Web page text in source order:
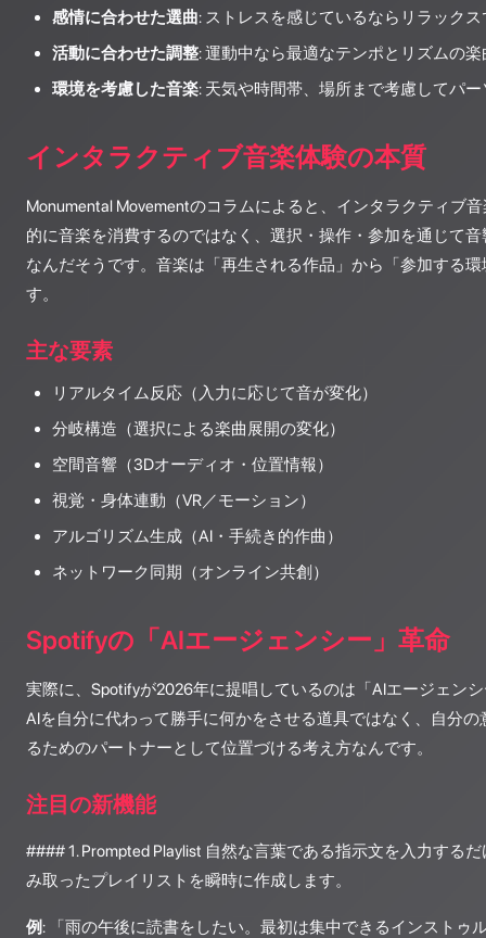
感情に合わせた選曲: ストレスを感じているならリラック
活動に合わせた調整: 運動中なら最適なテンポとリズムの楽
環境を考慮した音楽: 天気や時間帯、場所まで考慮してパ
インタラクティブ音楽体験の本質
Monumental Movementのコラムによると、インタラクティブ
的に音楽を消費するのではなく、選択・操作・参加を通じて
なんだそうです。音楽は「再生される作品」から「参加する
す。
主な要素
リアルタイム反応（入力に応じて音が変化）
分岐構造（選択による楽曲展開の変化）
空間音響（3Dオーディオ・位置情報）
視覚・身体連動（VR／モーション）
アルゴリズム生成（AI・手続き的作曲）
ネットワーク同期（オンライン共創）
Spotifyの「AIエージェンシー」革命
実際に、Spotifyが2026年に提唱しているのは「AIエージェン
AIを自分に代わって勝手に何かをさせる道具ではなく、自分
るためのパートナーとして位置づける考え方なんです。
注目の新機能
#### 1. Prompted Playlist 自然な言葉である指示文を入力する
み取ったプレイリストを瞬時に作成します。
例 : 「雨の午後に読書をしたい。最初は集中できるインストゥ